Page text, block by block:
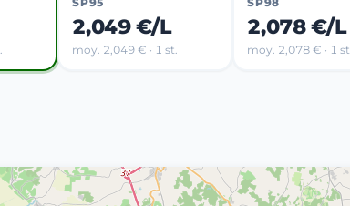
2,049 €/L
moy. 2,049 € · 1 st.
2,078 €/L
moy. 2,078 € · 1 st.